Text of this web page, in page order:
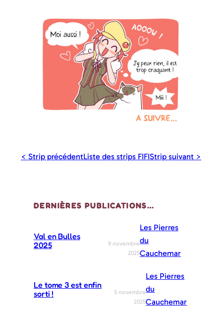
< Strip précédentListe des strips FIFIStrip suivant >
DERNIÈRES PUBLICATIONS…
Val en Bulles
2025
9 novembre
2025
Les Pierres
du
Cauchemar
Le tome 3 est enfin
sorti !
5 novembre
2025
Les Pierres
du
Cauchemar